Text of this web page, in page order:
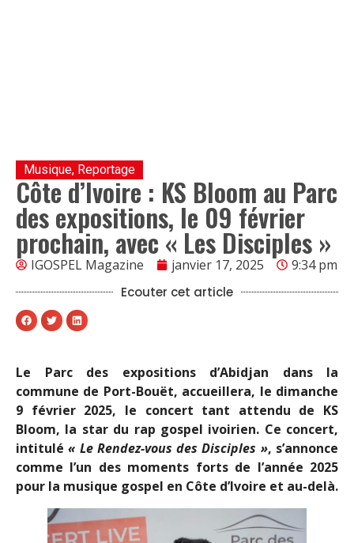
Musique, Reportage
Côte d’Ivoire : KS Bloom au Parc
des expositions, le 09 février
prochain, avec « Les Disciples »
IGOSPEL Magazine janvier 17, 2025 9:34 pm
Ecouter cet article
Le Parc des expositions d’Abidjan dans la
commune de Port-Bouët, accueillera, le dimanche
9 février 2025, le concert tant attendu de KS
Bloom, la star du rap gospel ivoirien. Ce concert,
intitulé« Le Rendez-vous des Disciples », s’annonce
comme l’un des moments forts de l’année 2025
pour la musique gospel en Côte d’Ivoire et au-delà.